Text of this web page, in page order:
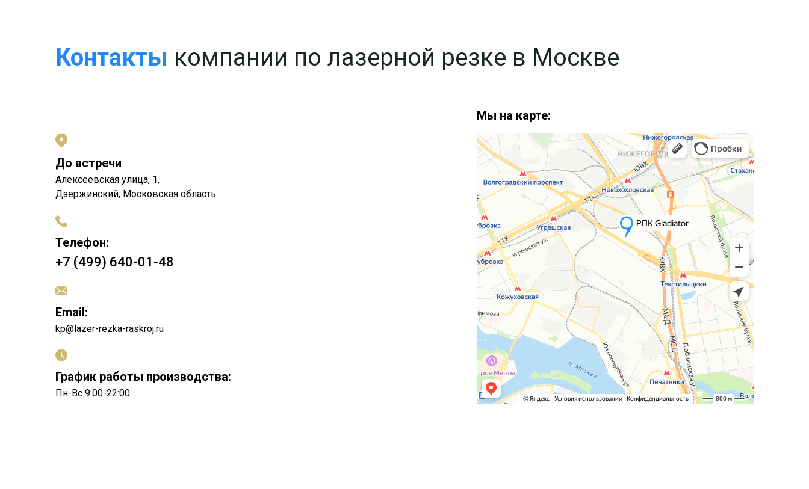
Контакты компании по лазерной резке в Москве
Мы на карте:
До встречи
Алексеевская улица, 1,
Дзержинский, Московская область
Телефон:
+7 (499) 640-01-48
kp@lazer-rezka-raskroj.ru
Email:
Пн-Вс 9:00-22:00
График работы производства: